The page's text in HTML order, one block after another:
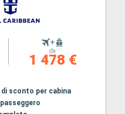
+
da
1 478 €
di sconto per cabina